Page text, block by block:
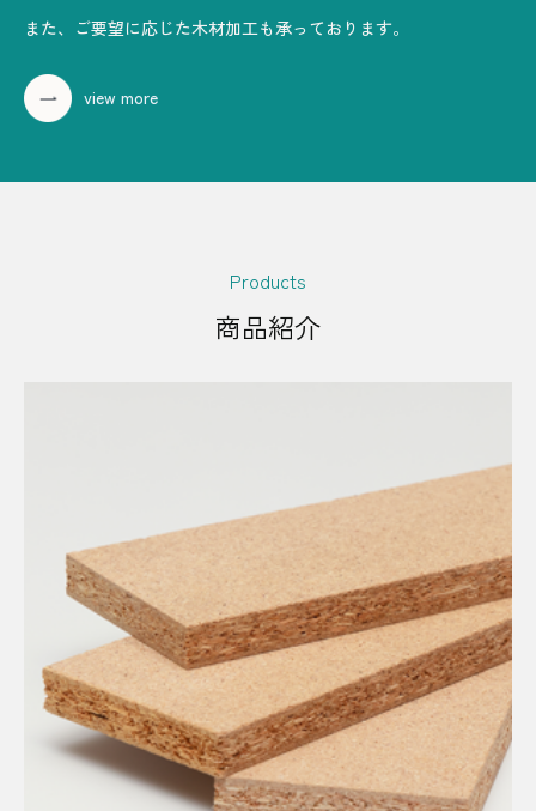
また、ご要望に応じた木材加工も承っております。
view more
Products
商品紹介